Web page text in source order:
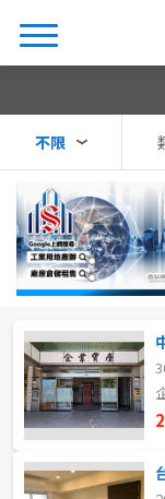
不限
台北市
基隆市
我家網
不限